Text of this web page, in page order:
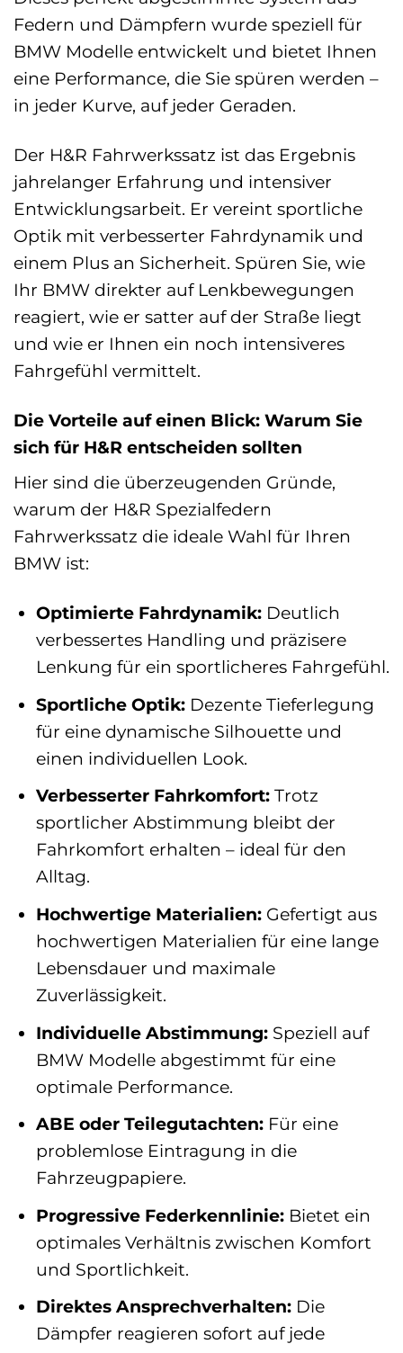
Federn und Dämpfern wurde speziell für
BMW Modelle entwickelt und bietet Ihnen
eine Performance, die Sie spüren werden –
in jeder Kurve, auf jeder Geraden.
Der H&R Fahrwerkssatz ist das Ergebnis
jahrelanger Erfahrung und intensiver
Entwicklungsarbeit. Er vereint sportliche
Optik mit verbesserter Fahrdynamik und
einem Plus an Sicherheit. Spüren Sie, wie
Ihr BMW direkter auf Lenkbewegungen
reagiert, wie er satter auf der Straße liegt
und wie er Ihnen ein noch intensiveres
Fahrgefühl vermittelt.
Die Vorteile auf einen Blick: Warum Sie
sich für H&R entscheiden sollten
Hier sind die überzeugenden Gründe,
warum der H&R Spezialfedern
Fahrwerkssatz die ideale Wahl für Ihren
BMW ist:
Optimierte Fahrdynamik:Deutlich
verbessertes Handling und präzisere
Lenkung für ein sportlicheres Fahrgefühl.
Sportliche Optik:Dezente Tieferlegung
für eine dynamische Silhouette und
einen individuellen Look.
Verbesserter Fahrkomfort:Trotz
sportlicher Abstimmung bleibt der
Fahrkomfort erhalten – ideal für den
Alltag.
Hochwertige Materialien:Gefertigt aus
hochwertigen Materialien für eine lange
Lebensdauer und maximale
Zuverlässigkeit.
Individuelle Abstimmung:Speziell auf
BMW Modelle abgestimmt für eine
optimale Performance.
ABE oder Teilegutachten:Für eine
problemlose Eintragung in die
Fahrzeugpapiere.
Progressive Federkennlinie:Bietet ein
optimales Verhältnis zwischen Komfort
und Sportlichkeit.
Direktes Ansprechverhalten:Die
Dämpfer reagieren sofort auf jede